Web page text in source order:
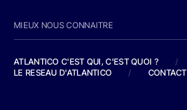
MIEUX NOUS CONNAITRE
ATLANTICO C'EST QUI, C'EST QUOI ?
/
LE RESEAU D'ATLANTICO
/ CONTACT